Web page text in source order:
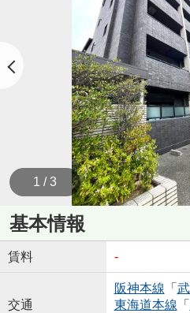
1 / 3
基本情報
賃料 -
交通
阪神本線 「 武
東海道本線 「